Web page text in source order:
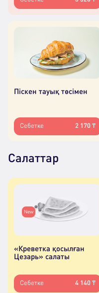
Піскен тауық төсімен
Себетке 2 170 ₸
Салаттар
New
«Креветка қосылған
Цезарь» салаты
Себетке 4 140 ₸